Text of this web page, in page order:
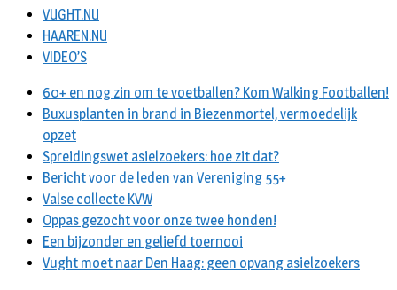
VUGHT.NU
HAAREN.NU
VIDEO’S
60+ en nog zin om te voetballen? Kom Walking Footballen!
Buxusplanten in brand in Biezenmortel, vermoedelijk
opzet
Spreidingswet asielzoekers: hoe zit dat?
Bericht voor de leden van Vereniging 55+
Valse collecte KVW
Oppas gezocht voor onze twee honden!
Een bijzonder en geliefd toernooi
Vught moet naar Den Haag: geen opvang asielzoekers